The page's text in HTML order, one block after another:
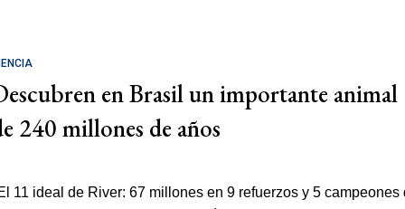
en Brasil un importante animal
240 millones de años